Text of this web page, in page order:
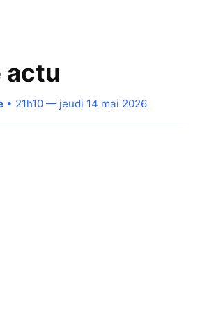
actu
• 21h10 — jeudi 14 mai 2026